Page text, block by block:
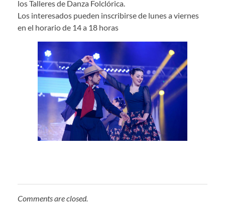
los Talleres de Danza Folclórica.
Los interesados pueden inscribirse de lunes a viernes
en el horario de 14 a 18 horas
Comments are closed.